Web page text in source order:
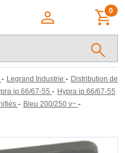
0
- Legrand Industrie - Distribution de
ip 66/67-55 - Hypra ip 66/67-55
- Bleu 200/250 v~ -